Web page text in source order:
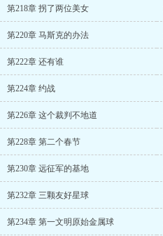
第218章 拐了两位美女
第220章 马斯克的办法
第222章 还有谁
第224章 约战
第226章 这个裁判不地道
第228章 第二个春节
第230章 远征军的基地
第232章 三颗友好星球
第234章 第一文明原始金属球